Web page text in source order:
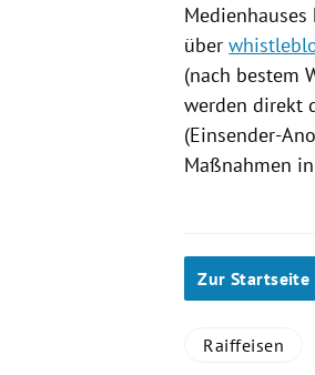
über
(nach bestem
werden direkt
(Einsender-
Maßnahmen
Zur Startseite
Raiffeisen